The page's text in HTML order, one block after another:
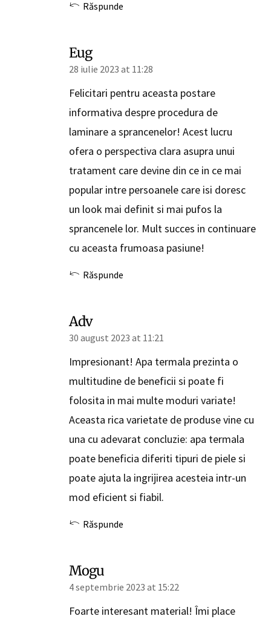
Răspunde
Eug
28 iulie 2023 at 11:28
Felicitari pentru aceasta postare
informativa despre procedura de
laminare a sprancenelor! Acest lucru
ofera o perspectiva clara asupra unui
tratament care devine din ce in ce mai
popular intre persoanele care isi doresc
un look mai definit si mai pufos la
sprancenele lor. Mult succes in continuare
cu aceasta frumoasa pasiune!
Răspunde
Adv
30 august 2023 at 11:21
Impresionant! Apa termala prezinta o
multitudine de beneficii si poate fi
folosita in mai multe moduri variate!
Aceasta rica varietate de produse vine cu
una cu adevarat concluzie: apa termala
poate beneficia diferiti tipuri de piele si
poate ajuta la ingrijirea acesteia intr-un
mod eficient si fiabil.
Răspunde
Mogu
4 septembrie 2023 at 15:22
Foarte interesant material! Îmi place